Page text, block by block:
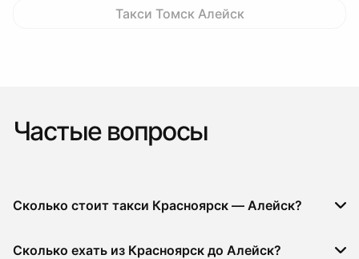
Такси Томск Алейск
Частые вопросы
Сколько стоит такси Красноярск — Алейск?
Сколько ехать из Красноярск до Алейск?